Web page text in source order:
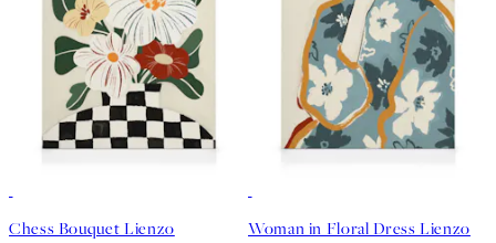
Chess Bouquet Lienzo Woman in Floral Dress Lienzo